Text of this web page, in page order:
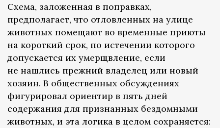
Схема, заложенная в поправках,
предполагает, что отловленных на улице
животных помещают во временные приюты
на короткий срок, по истечении которого
допускается их умерщвление, если
не нашлись прежний владелец или новый
хозяин. В общественных обсуждениях
фигурировал ориентир в пять дней
содержания для признанных бездомными
животных, и эта логика в целом сохраняется: